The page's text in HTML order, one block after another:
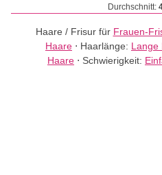
Durchschnitt:
Haare / Frisur für Frauen-
Haare ⋅ Haarlänge: Lange
Haare ⋅ Schwierigkeit: